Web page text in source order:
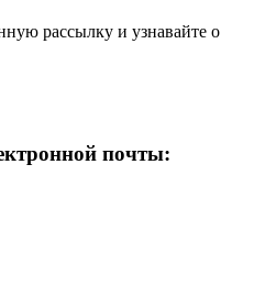
рассылку и узнавайте о
почты: